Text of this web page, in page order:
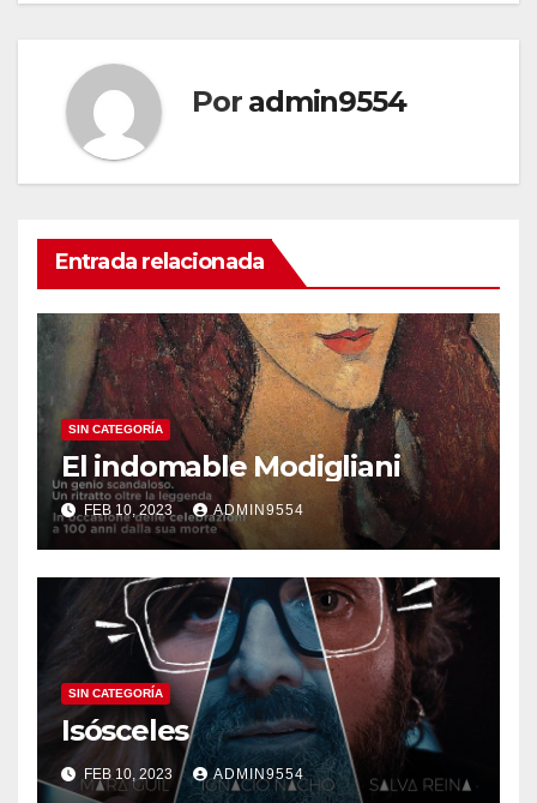
Por admin9554
Entrada relacionada
SIN CATEGORÍA
El indomable Modigliani
FEB 10, 2023 ADMIN9554
SIN CATEGORÍA
Isósceles
FEB 10, 2023 ADMIN9554